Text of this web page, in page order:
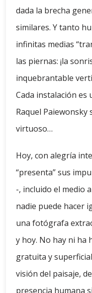
dada la brecha
similares. Y tanto
infinitas medias
las piernas: ¡la
inquebrantable
Cada instalación es
Raquel
virtuoso…
Hoy, con alegría
“presenta” sus
-, incluido el medio
nadie puede hacer
una fotógrafa
y hoy. No hay ni ha
gratuita y
visión del paisaje,
presencia humana